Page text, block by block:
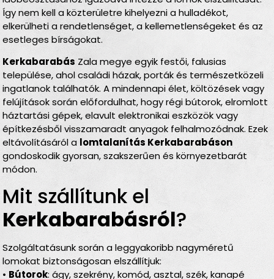
Így nem kell a közterületre kihelyezni a hulladékot,
elkerülheti a rendetlenséget, a kellemetlenségeket és az
esetleges bírságokat.
Kerkabarabás Zala megye egyik festői, falusias
települése, ahol családi házak, porták és természetközeli
ingatlanok találhatók. A mindennapi élet, költözések vagy
felújítások során előfordulhat, hogy régi bútorok, elromlott
háztartási gépek, elavult elektronikai eszközök vagy
építkezésből visszamaradt anyagok felhalmozódnak. Ezek
eltávolításáról a lomtalanítás Kerkabarabáson
gondoskodik gyorsan, szakszerűen és környezetbarát
módon.
Mit szállítunk el
Kerkabarabás­ról?
Szolgáltatásunk során a leggyakoribb nagyméretű
lomokat biztonságosan elszállítjuk:
• Bútorok: ágy, szekrény, komód, asztal, szék, kanapé